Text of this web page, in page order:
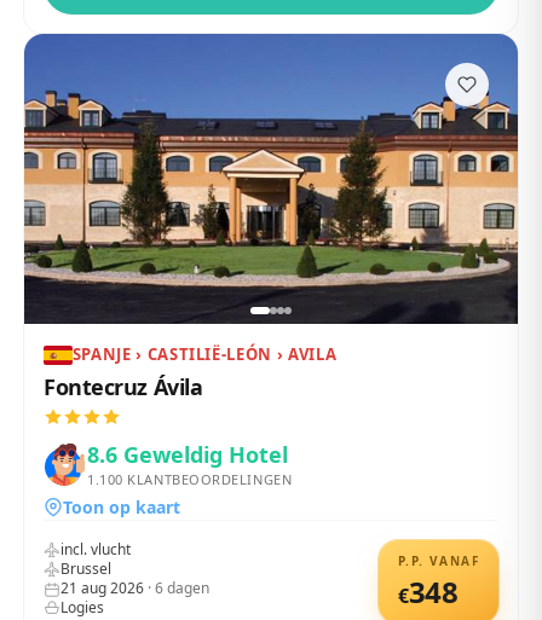
SPANJE › CASTILIË-LEÓN › AVILA
Fontecruz Ávila
8.6 Geweldig Hotel
1.100 KLANTBEOORDELINGEN
Toon op kaart
P.P. VANAF
€348
incl. vlucht
Brussel
21 aug 2026 ·6dagen
Logies